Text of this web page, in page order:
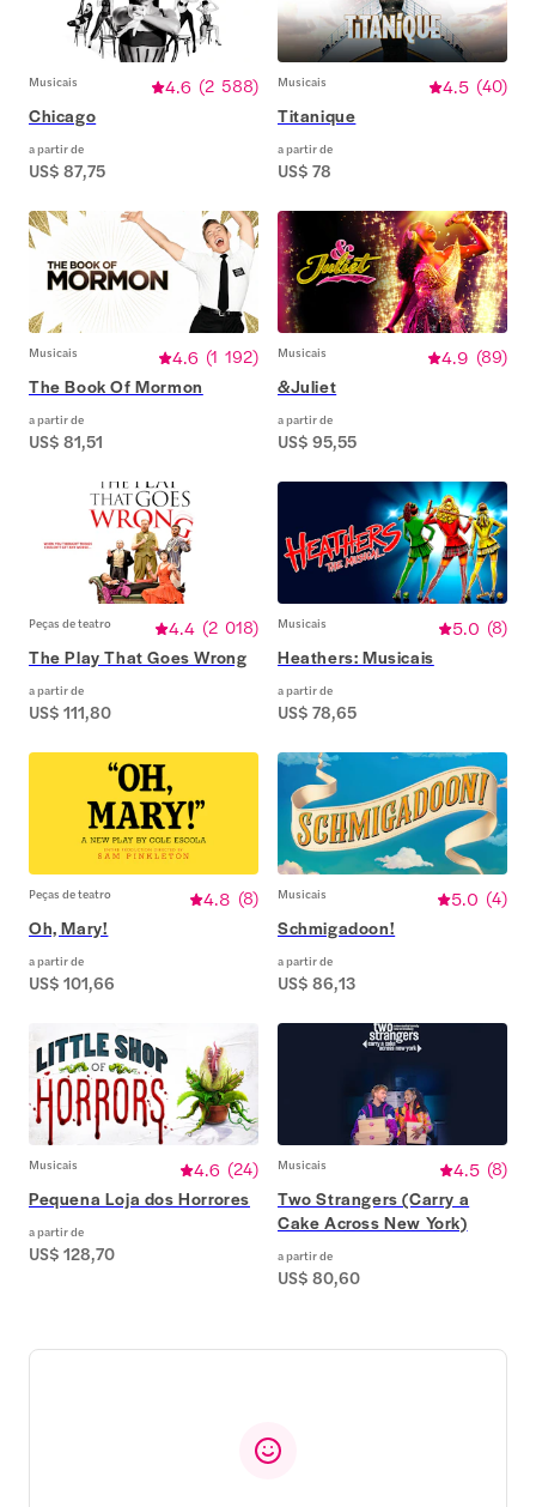
Musicais 4.6 (2 588)
Chicago
a partir de
US$ 87,75
Musicais 4.5 (40)
Titanique
a partir de
US$ 78
Musicais 4.6 (1 192)
The Book Of Mormon
a partir de
US$ 81,51
Musicais 4.9 (89)
&Juliet
a partir de
US$ 95,55
Peças de teatro 4.4 (2 018)
The Play That Goes Wrong
a partir de
US$ 111,80
Musicais 5.0 (8)
Heathers: Musicais
a partir de
US$ 78,65
Peças de teatro 4.8 (8)
Oh, Mary!
a partir de
US$ 101,66
Musicais 5.0 (4)
Schmigadoon!
a partir de
US$ 86,13
Musicais 4.6 (24)
Pequena Loja dos Horrores
a partir de
US$ 128,70
Musicais 4.5 (8)
Two Strangers (Carry a
Cake Across New York)
a partir de
US$ 80,60